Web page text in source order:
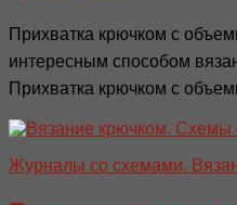
Прихватка крючком с
интересным способом
Прихватка крючком с
Журналы со схемами.